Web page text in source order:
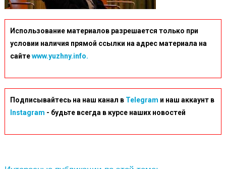
Использование материалов разрешается только при
условии наличия прямой ссылки на адрес материала на
сайтеwww.yuzhny.info.
Подписывайтесь на наш канал в Telegram и наш аккаунт в
Instagram - будьте всегда в курсе наших новостей